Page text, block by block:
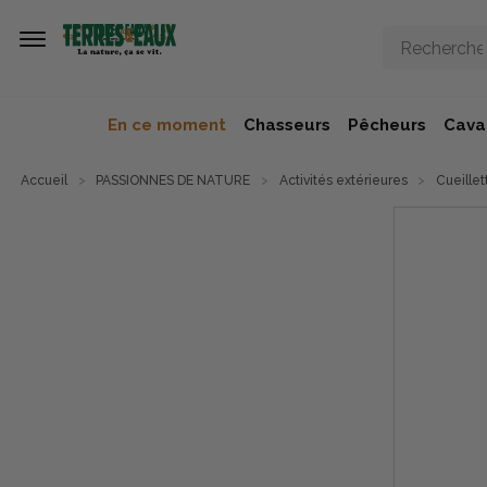
En ce moment Chasseurs Pêcheurs
Accueil PASSIONNES DE NATURE Activités extérieures